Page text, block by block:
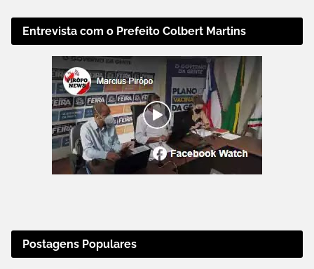
Entrevista com o Prefeito Colbert Martins
Postagens Populares